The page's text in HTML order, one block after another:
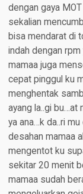
dengan gaya
sekalian
bisa mendarat di
indah dengan
mamaa juga
cepat pinggul ku
menghentak
ayang la..gi bu…at
ya ana…k da..ri
desahan mamaa
mengentot ku
sekitar 20 menit
mamaa sudah